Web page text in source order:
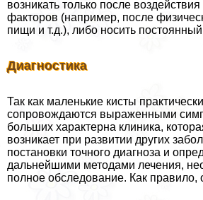
возникать только после
факторов (например, после
пищи и т.д.), либо носить постоянный
Диагностика
Так как маленькие кисты
сопровождаются выраженными
больших хаpaктерна клиника,
возникает при развитии других
постановки точного диагноза и
дальнейшими методами лечения,
полное обследование. Как правило,